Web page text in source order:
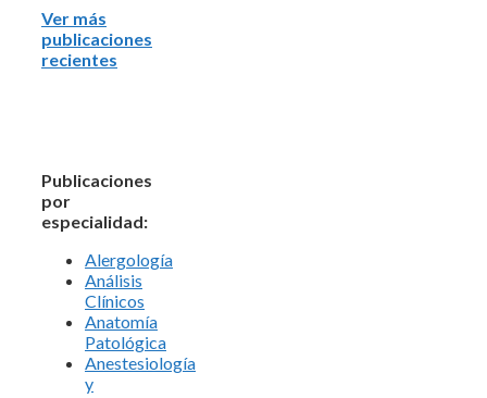
Ver más
publicaciones
recientes
Publicaciones
por
especialidad:
Alergología
Análisis
Clínicos
Anatomía
Patológica
Anestesiología
y